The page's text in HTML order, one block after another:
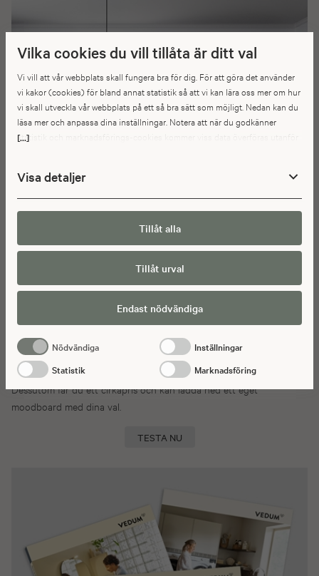
Vilka cookies du vill tillåta är ditt val
[...]
Vi vill att vår webbplats skall fungera bra för dig. För att göra det använder
vi kakor (cookies) för bland annat statistik så att vi kan lära oss mer om hur
vi skall utveckla vår webbplats på ett så bra sätt som möjligt. Nedan kan du
läsa mer och anpassa dina inställningar. Notera att när du godkänner
statistik och marknadsförings-cookies kommer viss data överföras utanför
personuppgifter som ställs inom EU, vilket kan innebära vissa risker för
dina personuppgifter. De berörda bolagen måste lämna över uppgifter till
brottsbekämpande myndigheter i USA om de får en sådan begäran. Det kan
dock vara svårt eller omöjligt för dig att hävda dina rättigheter, t.ex. rätten
till radering, gällande eventuella personuppgifter som de
brottsbekämpande myndigheterna har fått tillgång till. Genom att godkänna
statistik och marknadsförings-cookies nedan bekräftar du att du samtycker
till att data överförs till tredje land.
Visa detaljer
Tillåt alla
Tillåt urval
Endast nödvändiga
Nödvändiga
Inställningar
Statistik
Marknadsföring
SKAPA DITT DRÖMKÖK
I vår kökskonfigurator kan du testa olika kombinationer av våra
luckor, bänkskivor, kulörer och handtag för att skapa ditt drömkök.
Dessutom får du ett cirkapris och kan ladda ned ett eget
moodboard med dina val.
TESTA NU